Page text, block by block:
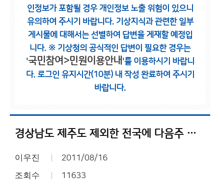
인정보가 포함될 경우 개인정보 노출 위험이 있으니
유의하여 주시기 바랍니다. 기상지식과 관련한 일부
게시물에 대해서는 선별하여 답변을 게재할 예정입
니다. ※ 기상청의 공식적인 답변이 필요한 경우는
'국민참여>민원이용안내 '를 이용하시기 바랍니
다. 로그인 유지시간(10분) 내 작성 완료하여 주시기
바랍니다.
경상남도 제주도 제외한 전국에 다음주 월요일 선선 해질듯
이우진 2011/08/16
조회수 11633